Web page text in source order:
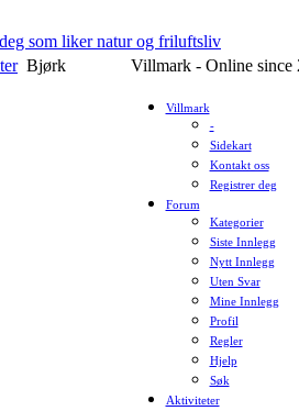
Bjørk Villmark - Online since
Villmark
-
Sidekart
Kontakt oss
Registrer deg
Forum
Kategorier
Siste Innlegg
Nytt Innlegg
Uten Svar
Mine Innlegg
Profil
Regler
Hjelp
Søk
Aktiviteter